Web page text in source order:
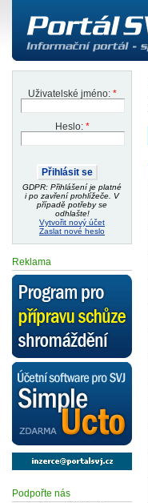
Uživatelské jméno: *
Heslo: *
GDPR: Přihlášení je platné
i po zavření prohlížeče. V
případě potřeby se
odhlašte!
Vytvořit nový účet
Zaslat nové heslo
Reklama
Podpořte nás